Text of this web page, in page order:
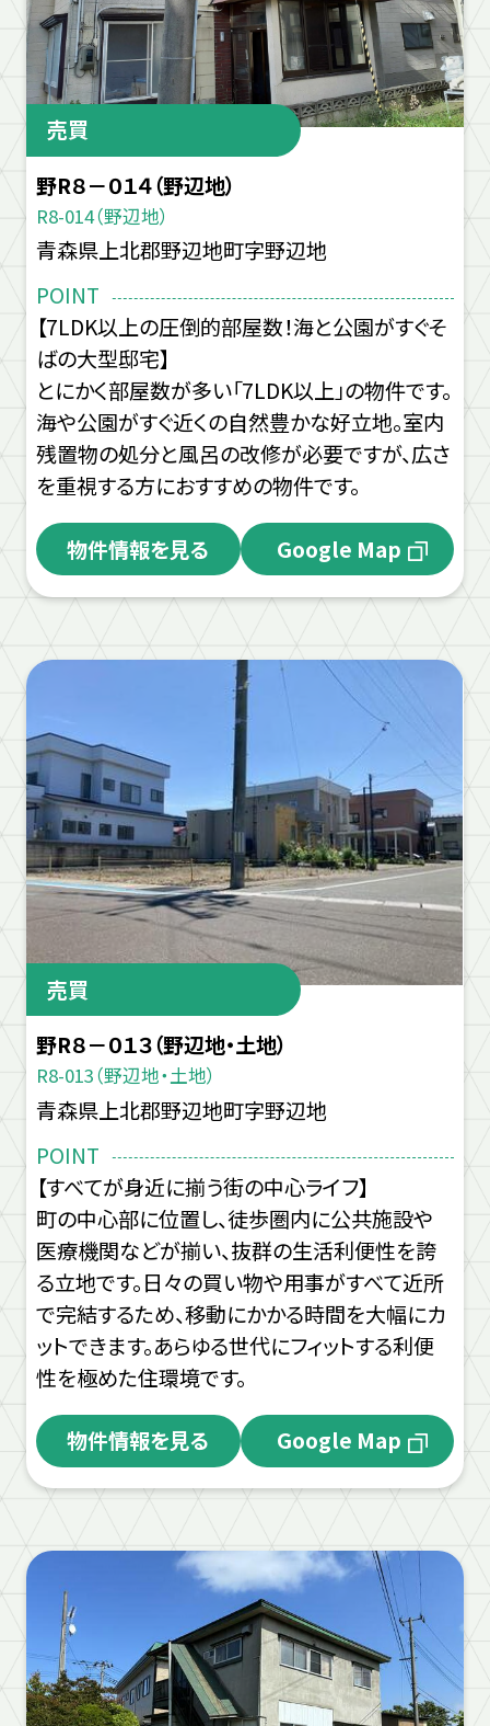
売買
野R８－０１４（野辺地）
R8-014（野辺地）
青森県上北郡野辺地町字野辺地
POINT
【7LDK以上の圧倒的部屋数！海と公園がすぐそ
ばの大型邸宅】
とにかく部屋数が多い「7LDK以上」の物件です。
海や公園がすぐ近くの自然豊かな好立地。室内
残置物の処分と風呂の改修が必要ですが、広さ
を重視する方におすすめの物件です。
物件情報を見る Google Map
売買
野R８－０１３（野辺地・土地）
R8-013（野辺地・土地）
青森県上北郡野辺地町字野辺地
POINT
【すべてが身近に揃う街の中心ライフ】
町の中心部に位置し、徒歩圏内に公共施設や
医療機関などが揃い、抜群の生活利便性を誇
る立地です。日々の買い物や用事がすべて近所
で完結するため、移動にかかる時間を大幅にカ
ットできます。あらゆる世代にフィットする利便
性を極めた住環境です。
物件情報を見る Google Map